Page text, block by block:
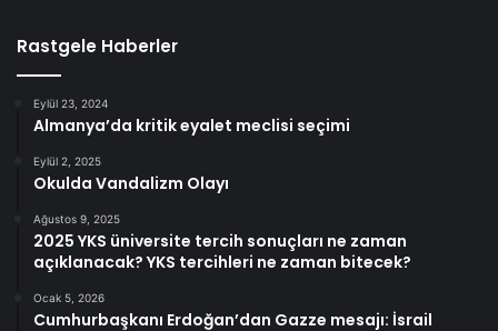
Rastgele Haberler
Eylül 23, 2024
Almanya’da kritik eyalet meclisi seçimi
Eylül 2, 2025
Okulda Vandalizm Olayı
Ağustos 9, 2025
2025 YKS üniversite tercih sonuçları ne zaman
açıklanacak? YKS tercihleri ne zaman bitecek?
Ocak 5, 2026
Cumhurbaşkanı Erdoğan’dan Gazze mesajı: İsrail